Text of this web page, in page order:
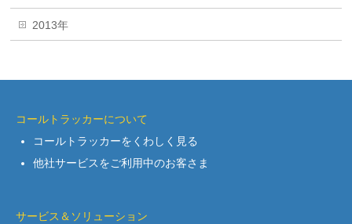
2013年
コールトラッカーについて
コールトラッカーをくわしく見る
他社サービスをご利用中のお客さま
サービス＆ソリューション